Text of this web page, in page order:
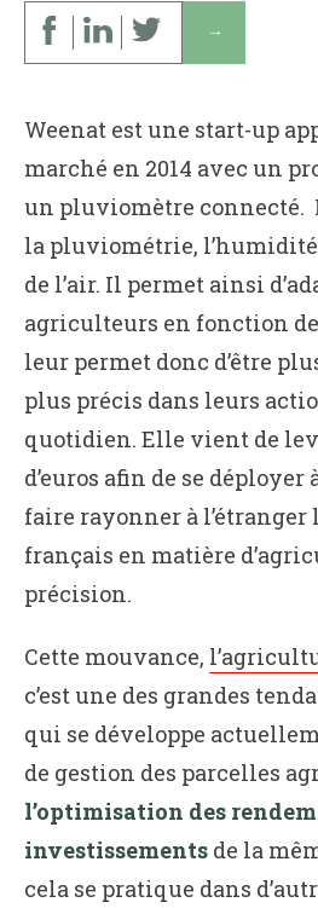
↓
Weenat est une start-up
marché en 2014 avec un
un pluviomètre connecté.
la pluviométrie,
de l’air. Il permet ainsi
agriculteurs en fonction de
leur permet donc d’être
plus précis dans leurs
quotidien. Elle vient de
d’euros afin de se
faire rayonner à
français en matière
précision.
Cette mouvance,
c’est une des grandes
qui se développe
de gestion des parcelles
l’optimisation des
investissements de la
cela se pratique dans